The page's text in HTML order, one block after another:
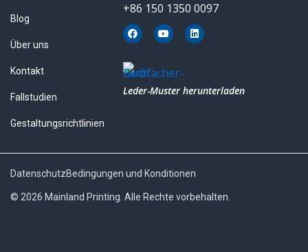
Blog
Über uns
Kontakt
Fallstudien
Gestaltungsrichtlinien
+86 150 1350 0097
F
a
c
b
o
o
k
Y
o
u
u
b
e
L
i
n
i
n
Leder-Muster herunterladen
DatenschutzBedingungen und Konditionen
© 2026 Mainland Printing. Alle Rechte vorbehalten.